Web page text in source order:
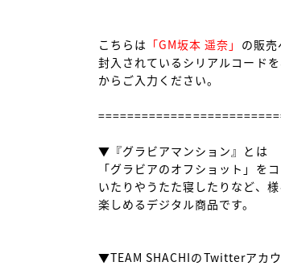
こちらは 「GM坂本 遥奈」 の販売
封入されているシリアルコード
からご入力ください。
▼『グラビアマンション』とは
「グラビアのオフショット」を
いたりやうたた寝したりなど、
楽しめるデジタル商品です。